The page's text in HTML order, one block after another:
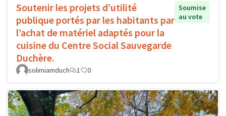
Soutenir les projets d’utilité
publique portés par les habitants par
l’achat de matériel adaptés pour la
cuisine du Centre Social Sauvegarde
Duchère.
Soumise
au vote
solimiamduch 1 0